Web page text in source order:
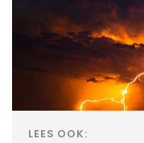
LEES OOK: